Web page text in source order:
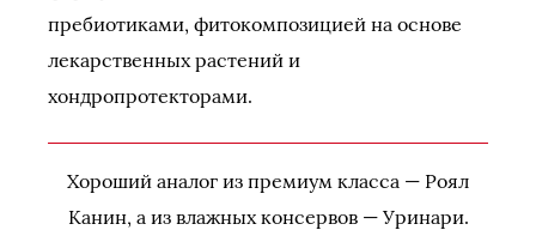
пребиотиками, фитокомпозицией на основе
лекарственных растений и
хондропротекторами.
Хороший аналог из премиум класса — Роял
Канин, а из влажных консервов — Уринари.